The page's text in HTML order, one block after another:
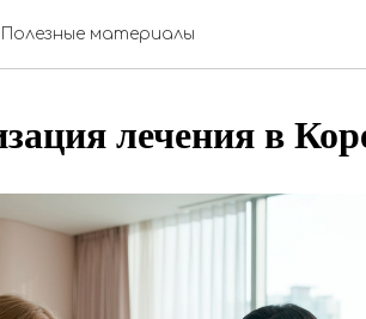
Полезные материалы
лечения в